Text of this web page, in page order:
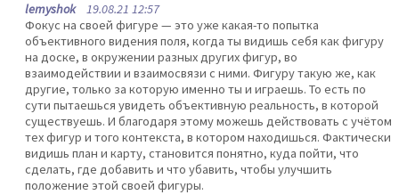
lemyshok19.08.21 12:57
Фокус на своей фигуре — это уже какая-то попытка
объективного видения поля, когда ты видишь себя как фигуру
на доске, в окружении разных других фигур, во
взаимодействии и взаимосвязи с ними. Фигуру такую же, как
другие, только за которую именно ты и играешь. То есть по
сути пытаешься увидеть объективную реальность, в которой
существуешь. И благодаря этому можешь действовать с учётом
тех фигур и того контекста, в котором находишься. Фактически
видишь план и карту, становится понятно, куда пойти, что
сделать, где добавить и что убавить, чтобы улучшить
положение этой своей фигуры.